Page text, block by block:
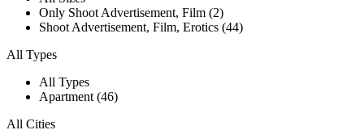
Only Shoot Advertisement, Film (2)
Shoot Advertisement, Film, Erotics (44)
All Types
All Types
Apartment (46)
All Cities